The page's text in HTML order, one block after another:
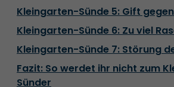
Kleingarten-Sünde 5: Gift
Kleingarten-Sünde 6: Zu viel
Kleingarten-Sünde 7: Störung
Fazit: So werdet ihr nicht zum
Sünder